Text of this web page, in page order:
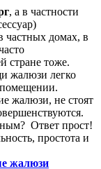
, а в частности
частных домах, в
стране тоже.
жалюзи легко
жалюзи, не стоят
Ответ прост!
простота и
жалюзи